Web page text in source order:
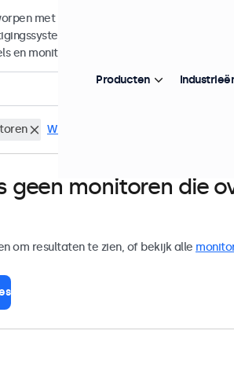
met veelzijdige
en kunnen daarmee
en monitor armen.
Wis alle filters
geen monitoren die
om resultaten te zien, of bekijk alle
Producten